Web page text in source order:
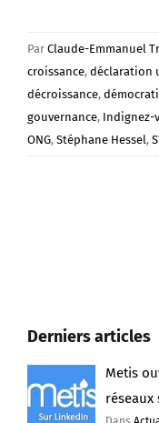
Par Claude-Emmanuel
croissance, déclaration
décroissance,
gouvernance, Indignez-
ONG, Stéphane Hessel,
Derniers articles
Metis